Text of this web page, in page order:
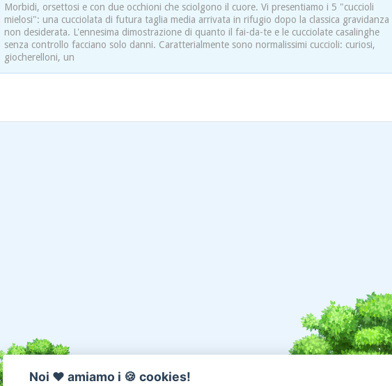
Morbidi, orsettosi e con due occhioni che sciolgono il cuore. Vi presentiamo i 5 "cuccioli
mielosi": una cucciolata di futura taglia media arrivata in rifugio dopo la classica gravidanza
non desiderata. L'ennesima dimostrazione di quanto il fai-da-te e le cucciolate casalinghe
senza controllo facciano solo danni. Caratterialmente sono normalissimi cuccioli: curiosi,
giocherelloni, un
Noi ♥️ amiamo i 🍪 cookies!